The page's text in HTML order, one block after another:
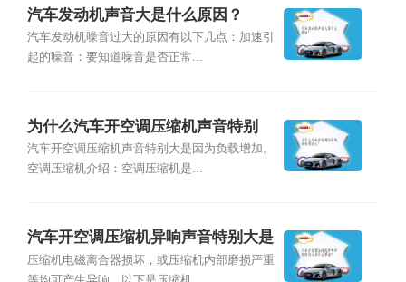
汽车发动机声音大是什么原因？
汽车发动机噪音过大的原因有以下几点：加速引
起的噪音：要知道噪音是否正常...
为什么汽车开空调压缩机声音特别
大？
汽车开空调压缩机声音特别大是因为负载增加。
空调压缩机介绍：空调压缩机是...
汽车开空调压缩机异响声音特别大是
什么原因？
压缩机电磁离合器损坏，或压缩机内部磨损严重